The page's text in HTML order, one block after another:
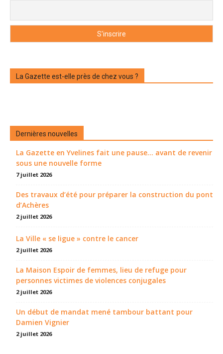
La Gazette est-elle près de chez vous ?
Dernières nouvelles
La Gazette en Yvelines fait une pause... avant de revenir
sous une nouvelle forme
7 juillet 2026
Des travaux d’été pour préparer la construction du pont
d’Achères
2 juillet 2026
La Ville « se ligue » contre le cancer
2 juillet 2026
La Maison Espoir de femmes, lieu de refuge pour
personnes victimes de violences conjugales
2 juillet 2026
Un début de mandat mené tambour battant pour
Damien Vignier
2 juillet 2026